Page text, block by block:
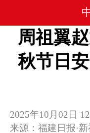
周祖翼
秋节日
2025年10月02日
来源：福建日报·